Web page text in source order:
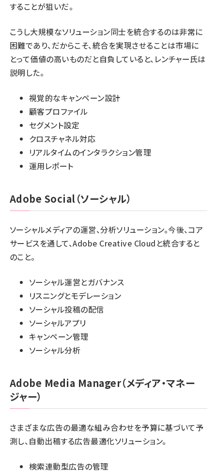
することが狙いだ。
こうし大規模なソリューション同士を統合するのは非常に
困難であり、だからこそ、統合を実現させることは市場に
とって価値の高いものだと自負していると、レンチャー氏は
説明した。
視覚的なキャンペーン設計
顧客プロファイル
セグメント設定
クロスチャネル対応
リアルタイムのインタラクション管理
運用レポート
Adobe Social（ソーシャル）
ソーシャルメディアの運営、分析ソリューション。今後、コア
サービスを通して、Adobe Creative Cloudと統合すると
のこと。
ソーシャル運営とガバナンス
リスニングとモデレーション
ソーシャル投稿の配信
ソーシャルアプリ
キャンペーン管理
ソーシャル分析
Adobe Media Manager（メディア・マネー
ジャー）
さまざまな広告の最適な組み合わせを予算に基づいて予
測し、自動出稿する広告最適化ソリューション。
検索連動型広告の管理